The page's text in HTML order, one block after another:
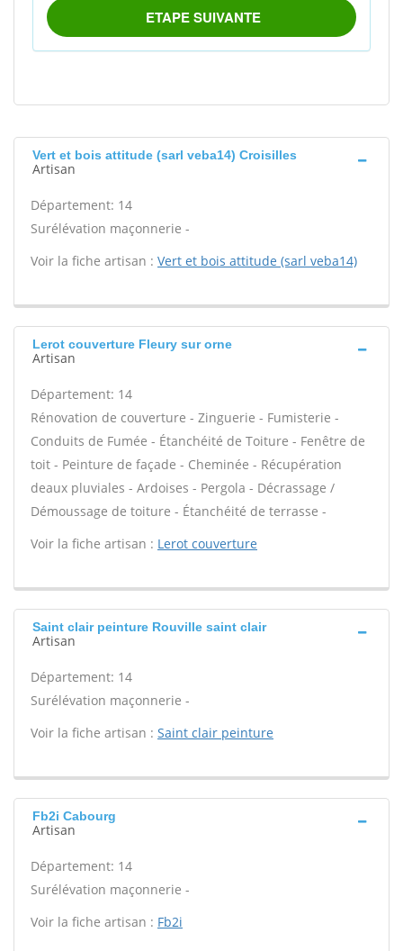
Vert et bois attitude (sarl veba14) Croisilles
Artisan
Département: 14
Surélévation maçonnerie -
Voir la fiche artisan : Vert et bois attitude (sarl veba14)
Lerot couverture Fleury sur orne
Artisan
Département: 14
Rénovation de couverture - Zinguerie - Fumisterie -
Conduits de Fumée - Étanchéité de Toiture - Fenêtre de
toit - Peinture de façade - Cheminée - Récupération
deaux pluviales - Ardoises - Pergola - Décrassage /
Démoussage de toiture - Étanchéité de terrasse -
Voir la fiche artisan : Lerot couverture
Saint clair peinture Rouville saint clair
Artisan
Département: 14
Surélévation maçonnerie -
Voir la fiche artisan : Saint clair peinture
Fb2i Cabourg
Artisan
Département: 14
Surélévation maçonnerie -
Voir la fiche artisan : Fb2i